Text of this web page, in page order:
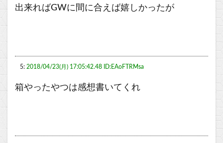
出来ればGWに間に合えば嬉しかったが
5: 2018/04/23(月) 17:05:42.48 ID:EAoFTRMsa
箱やったやつは感想書いてくれ